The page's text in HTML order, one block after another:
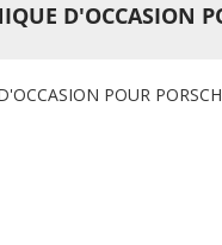
D'OCCASION
POUR